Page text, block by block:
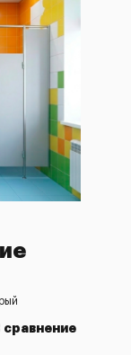
сравнение